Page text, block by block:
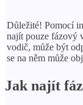
Důležité! Pomocí
najít pouze fázový
vodič, může být
se na něm může
Jak najít